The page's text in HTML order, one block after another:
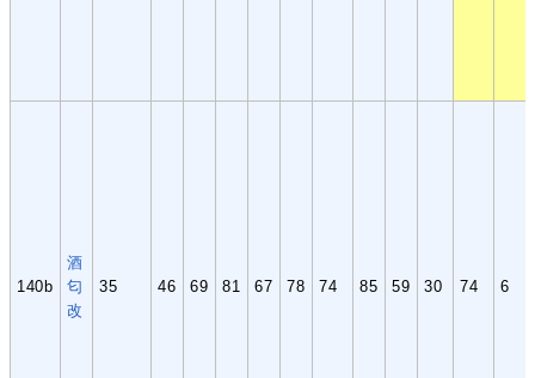
140b
酒
匂
改
35 46 69 81 67 78 74 85 59 30 74 6